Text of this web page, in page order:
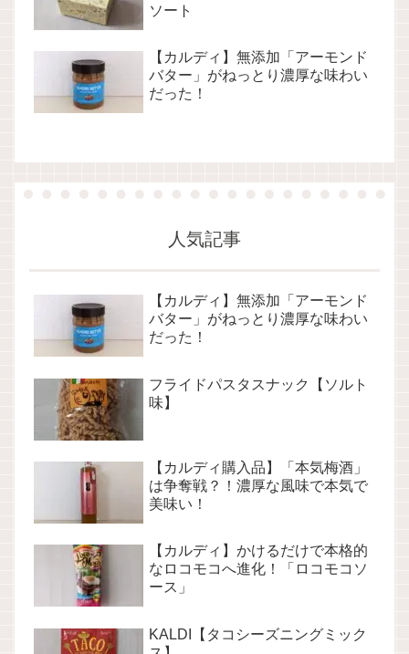
ソート
【カルディ】無添加「アーモンド
バター」がねっとり濃厚な味わい
だった！
人気記事
【カルディ】無添加「アーモンド
バター」がねっとり濃厚な味わい
だった！
フライドパスタスナック【ソルト
味】
【カルディ購入品】「本気梅酒」
は争奪戦？！濃厚な風味で本気で
美味い！
【カルディ】かけるだけで本格的
なロコモコへ進化！「ロコモコソ
ース」
KALDI【タコシーズニングミック